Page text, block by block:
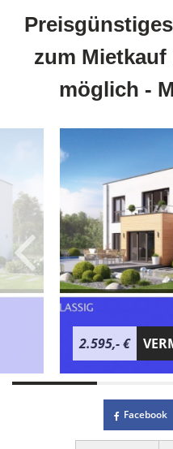
zum
möglich -
2.595,- €
Facebook